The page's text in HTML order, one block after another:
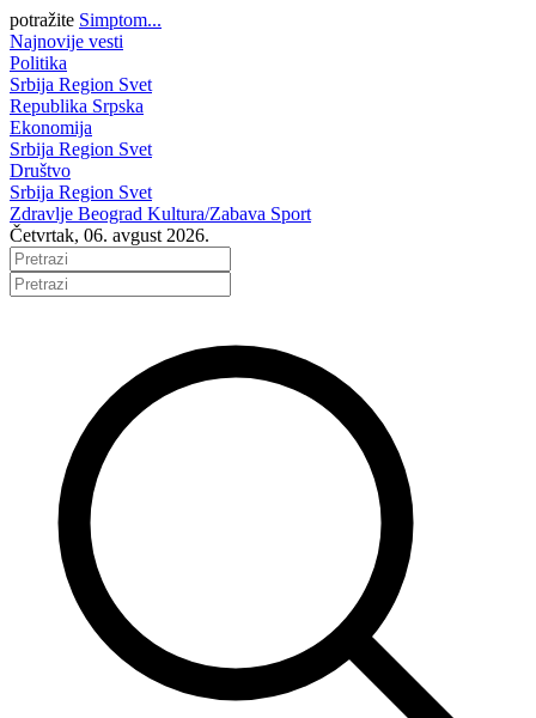
potražite Simptom...
Najnovije vesti
Politika
Srbija Region Svet
Republika Srpska
Ekonomija
Srbija Region Svet
Društvo
Srbija Region Svet
Zdravlje Beograd Kultura/Zabava Sport
Četvrtak, 06. avgust 2026.